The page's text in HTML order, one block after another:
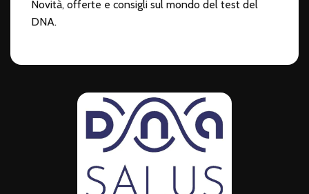
Novità, offerte e consigli sul mondo del test del
DNA.